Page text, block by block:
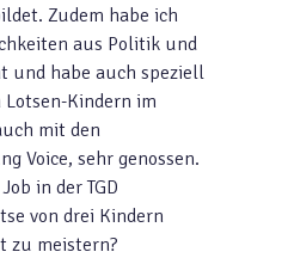
Zudem habe ich
aus Politik und
und habe auch speziell
Kindern im
mit den
Voice, sehr genossen.
in der TGD
von drei Kindern
zu meistern?